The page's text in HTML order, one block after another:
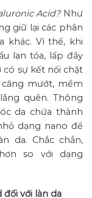
Acid? Như
giữ lại các phân
khác. Vì thế, khi
lan tỏa, lấp đầy
có sự kết nối chặt
mướt, mềm
quên. Thông
da chứa thành
dạng nano để
da. Chắc chắn,
so với dạng
đối với làn da